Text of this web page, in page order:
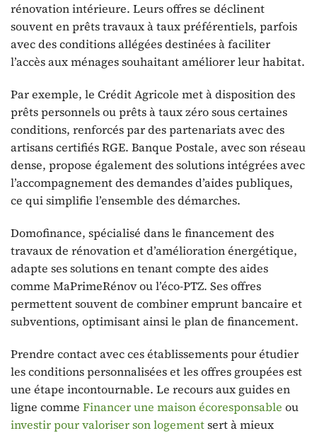
rénovation intérieure. Leurs offres se déclinent
souvent en prêts travaux à taux préférentiels, parfois
avec des conditions allégées destinées à faciliter
l’accès aux ménages souhaitant améliorer leur habitat.
Par exemple, le Crédit Agricole met à disposition des
prêts personnels ou prêts à taux zéro sous certaines
conditions, renforcés par des partenariats avec des
artisans certifiés RGE. Banque Postale, avec son réseau
dense, propose également des solutions intégrées avec
l’accompagnement des demandes d’aides publiques,
ce qui simplifie l’ensemble des démarches.
Domofinance, spécialisé dans le financement des
travaux de rénovation et d’amélioration énergétique,
adapte ses solutions en tenant compte des aides
comme MaPrimeRénov ou l’éco-PTZ. Ses offres
permettent souvent de combiner emprunt bancaire et
subventions, optimisant ainsi le plan de financement.
Prendre contact avec ces établissements pour étudier
les conditions personnalisées et les offres groupées est
une étape incontournable. Le recours aux guides en
ligne comme Financer une maison écoresponsable ou
investir pour valoriser son logementsert à mieux